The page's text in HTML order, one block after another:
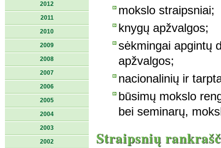
2012
2011
2010
2009
2008
2007
2006
2005
2004
2003
2002
mokslo straipsniai;
knygų apžvalgos;
sėkmingai apgintų
apžvalgos;
nacionalinių ir
būsimų mokslo
bei seminarų,
Straipsnių